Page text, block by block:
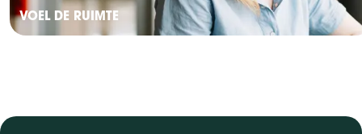
VOEL DE RUIMTE